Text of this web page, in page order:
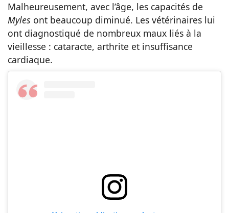
Malheureusement, avec l’âge, les capacités de
Myles ont beaucoup diminué. Les vétérinaires lui
ont diagnostiqué de nombreux maux liés à la
vieillesse : cataracte, arthrite et insuffisance
cardiaque.